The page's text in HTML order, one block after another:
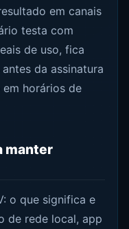
em canais
testa com
de uso, fica
da assinatura
horários de
manter
o que significa e
de rede local, app